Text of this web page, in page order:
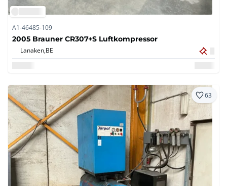
A1-46485-109
2005 Brauner CR307+S Luftkompressor
Lanaken,BE
63